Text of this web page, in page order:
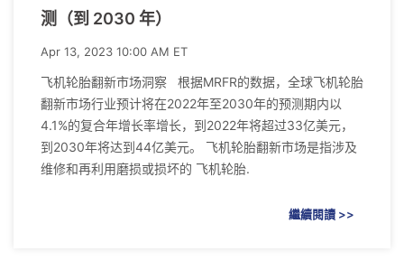
测（到 2030 年）
Apr 13, 2023 10:00 AM ET
飞机轮胎翻新市场洞察 根据MRFR的数据，全球飞机轮胎
翻新市场行业预计将在2022年至2030年的预测期内以
4.1%的复合年增长率增长，到2022年将超过33亿美元，
到2030年将达到44亿美元。 飞机轮胎翻新市场是指涉及
维修和再利用磨损或损坏的 飞机轮胎.
繼續閱讀 >>